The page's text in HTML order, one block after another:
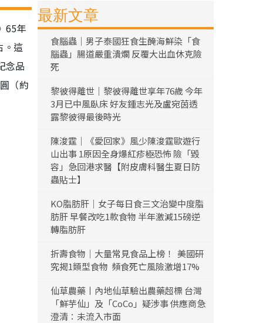
65年
。這
念品
（約
最新文章
食腦蟲｜男子泰國狂食生醃海鮮染「食
腦蟲」腸道嚴重潰爛 反覆大出血休克險
死
黎彼得離世｜黎彼得離世享年76歲 今年
3月已中風臥床 好友鍾志光及盧宛茵透
露黎彼得最後時光
陳浚霆｜《愛回家》風少陳浚霆歐遊行
山出事 1原因全身爆紅疹極恐怖 險「毀
容」急回港求醫【附皮膚科醫生夏日防
蟲貼士】
KO脂肪肝｜女子每日食三文治變中度脂
肪肝 早餐改吃1款食物 半年激減15磅逆
轉脂肪肝
折壽食物｜大量常見食品上榜！ 美國研
究揭1類型食物 頻食死亡風險激增17%
仙草農藥丨內地仙草驗出農藥超標 台灣
「鮮芋仙」及「CoCo」疑涉事 供應商急
澄清：未流入市面